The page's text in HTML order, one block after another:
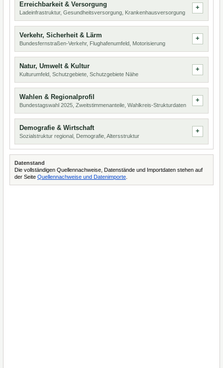
Erreichbarkeit & Versorgung
Ladeinfrastruktur, Gesundheitsversorgung, Krankenhausversorgung
Verkehr, Sicherheit & Lärm
Bundesfernstraßen-Verkehr, Flughafenumfeld, Motorisierung
Natur, Umwelt & Kultur
Kulturumfeld, Schutzgebiete, Schutzgebiete Nähe
Wahlen & Regionalprofil
Bundestagswahl 2025, Zweitstimmenanteile, Wahlkreis-Strukturdaten
Demografie & Wirtschaft
Sozialstruktur regional, Demografie, Altersstruktur
Datenstand
Die vollständigen Quellennachweise, Datenstände und Importdaten stehen auf
der Seite Quellennachweise und Datenimporte